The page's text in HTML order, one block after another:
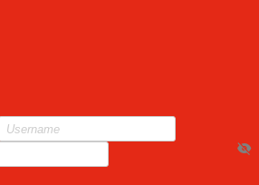
visibility_off